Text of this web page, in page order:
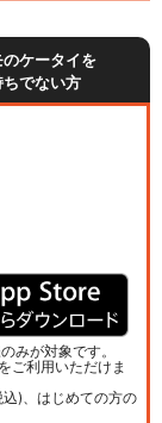
のケータイを
ちでない方
みが対象です。
ご利用いただけま
)、はじめての方の